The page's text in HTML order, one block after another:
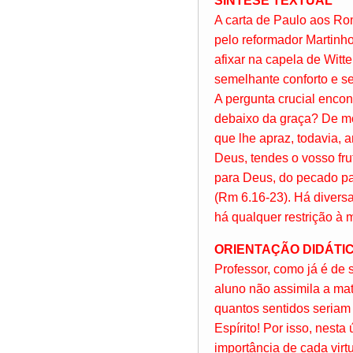
A carta de Paulo aos
pelo reformador
afixar na capela de
semelhante conforto e
A pergunta crucial
debaixo da graça? De
que lhe apraz, todavia,
Deus, tendes o vosso
para Deus, do pecado
(Rm 6.16-23). Há
há qualquer restrição à
ORIENTAÇÃO
Professor, como já é
aluno não assimila a
quantos sentidos
Espírito! Por isso, nesta
importância de cada